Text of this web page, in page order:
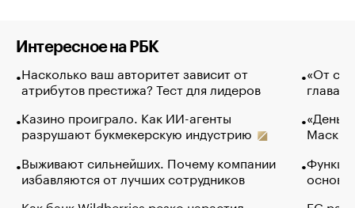
Интересное на РБК
Насколько ваш авторитет зависит от
атрибутов престижа? Тест для лидеров
Казино проиграло. Как ИИ-агенты
разрушают букмекерскую индустрию
Выживают сильнейших. Почему компании
избавляются от лучших сотрудников
«От
глава
Маск в
основ